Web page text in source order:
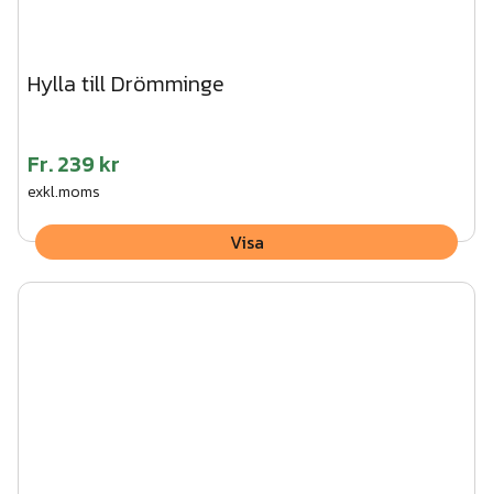
Hylla till Drömminge
Fr.239 kr
exkl.moms
Visa